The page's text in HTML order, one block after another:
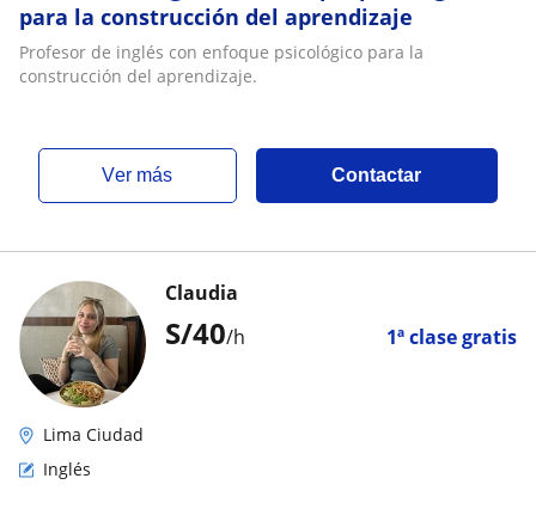
para la construcción del aprendizaje
Profesor de inglés con enfoque psicológico para la
construcción del aprendizaje.
ver más Contactar
S/40/h 1ª clase gratis
Claudia
Lima Ciudad
Inglés